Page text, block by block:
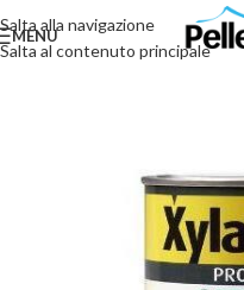
Salta alla navigazione
Salta al contenuto principale
MENU